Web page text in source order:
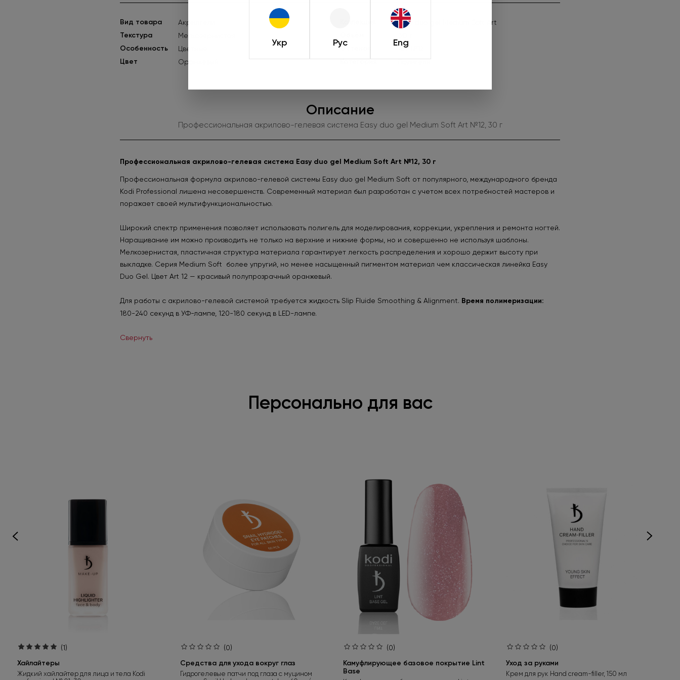
Укр Рус Eng
Вид товара Акрилгели Easy duo gel Medium Soft Art
Текстура Мелкозернистая
Особенность Цветные Оттенок Art №12
Цвет Оранжевый Категория Полигели
Описание
Профессиональная акрилово-гелевая система Easy duo gel Medium Soft Art №12, 30 г
Профессиональная акрилово-гелевая система Easy duo gel Medium Soft Art №12, 30 г
Профессиональная формула акрилово-гелевой системы Easy duo gel Medium Soft от популярного, международного бренда
Kodi Professional лишена несовершенств. Современный материал был разработан с учетом всех потребностей мастеров и
поражает своей мультифункциональностью.
Широкий спектр применения позволяет использовать полигель для моделирования, коррекции, укрепления и ремонта ногтей.
Наращивание им можно производить не только на верхние и нижние формы, но и совершенно не используя шаблоны.
Мелкозернистая, пластичная структура материала гарантирует легкость распределения и хорошо держит высоту при
выкладке. Серия Medium Soft более упругий, но менее насыщенный пигментом материал чем классическая линейка Easy
Duo Gel. Цвет Art 12 — красивый полупрозрачный оранжевый.
Для работы с акрилово-гелевой системой требуется жидкость Slip Fluide Smoothing & Alignment. Время полимеризации:
180-240 секунд в УФ-лампе, 120-180 секунд в LED-лампе.
Свернуть
Персонально для вас
(1)
Хайлайтеры
Жидкий хайлайтер для лица и тела Kodi
(0)
Средства для ухода вокруг глаз
Гидрогелевые патчи под глаза с муцином
(0)
Камуфлирующее базовое покрытие Lint
Base
(0)
Уход за руками
Крем для рук Hand cream-filler, 150 мл